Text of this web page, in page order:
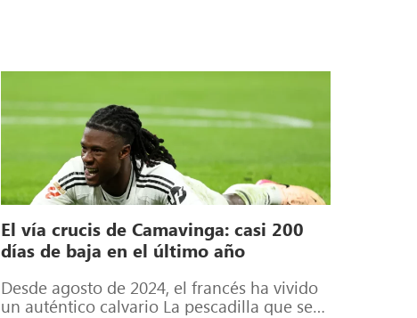
El vía crucis de Camavinga: casi 200
días de baja en el último año
Desde agosto de 2024, el francés ha vivido
un auténtico calvario La pescadilla que se